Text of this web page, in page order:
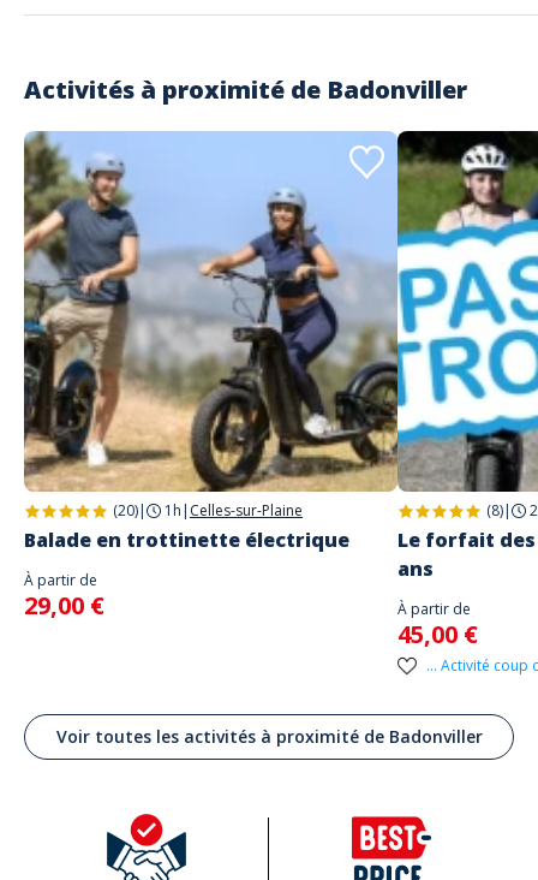
Lire les avis clients
Activités à proximité de Badonviller
(20)| 1h | Celles-sur-Plaine
Balade en trottinette électrique
À partir de
29,00 €
(8)|
Le forfait des
ans
À partir de
45,00 €
... Activité coup
Voir toutes les activités à proximité de Badonviller